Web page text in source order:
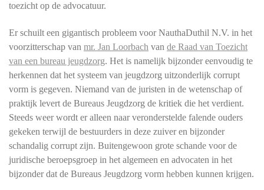
toezicht op de advocatuur.
Er schuilt een gigantisch probleem voor NauthaDuthil N.V. in het
voorzitterschap van mr. Jan Loorbach van de Raad van Toezicht
van een bureau jeugdzorg. Het is namelijk bijzonder eenvoudig te
herkennen dat het systeem van jeugdzorg uitzonderlijk corrupt
vorm is gegeven. Niemand van de juristen in de wetenschap of
praktijk levert de Bureaus Jeugdzorg de kritiek die het verdient.
Steeds weer wordt er alleen naar veronderstelde falende ouders
gekeken terwijl de bestuurders in deze zuiver en bijzonder
schandalig corrupt zijn. Buitengewoon grote schande voor de
juridische beroepsgroep in het algemeen en advocaten in het
bijzonder dat de Bureaus Jeugdzorg vorm hebben kunnen krijgen.